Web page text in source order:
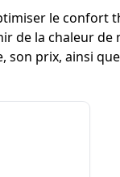
le confort
de la chaleur de
prix, ainsi